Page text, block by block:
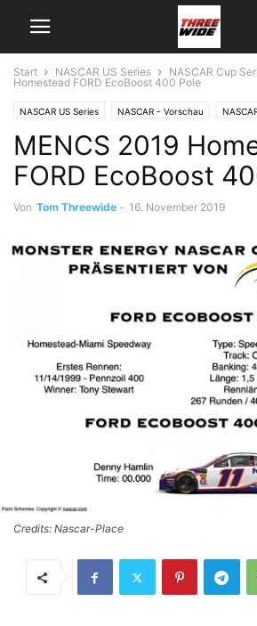
Start NASCAR US Series NASCAR Cup
Homestead FORD EcoBoost 400 Pole
NASCAR US Series NASCAR - Vorschau
MENCS 2019
FORD EcoBoost
Von Tom Threewide - 16. November 2019
Credits: Nascar-Place